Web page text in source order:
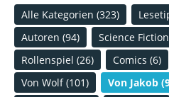
Alle Kategorien (323)
Autoren (94) Science Fiction
Rollenspiel (26) Comics (6)
Von Wolf (101) Von Jakob